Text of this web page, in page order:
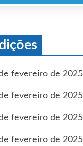
fevereiro de 2025
fevereiro de 2025
fevereiro de 2025
fevereiro de 2025